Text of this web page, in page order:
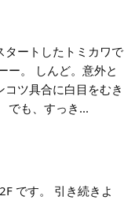
タートしたトミカワで
ー。 しんど。意外と
ツ具合に白目をむき
でも、すっき...
です。 引き続きよ